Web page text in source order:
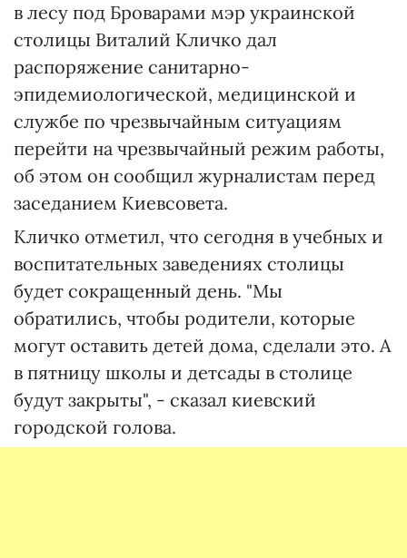
в лесу под Броварами мэр украинской
столицы Виталий Кличко дал
распоряжение санитарно-
эпидемиологической, медицинской и
службе по чрезвычайным ситуациям
перейти на чрезвычайный режим работы,
об этом он сообщил журналистам перед
заседанием Киевсовета.
Кличко отметил, что сегодня в учебных и
воспитательных заведениях столицы
будет сокращенный день. "Мы
обратились, чтобы родители, которые
могут оставить детей дома, сделали это. А
в пятницу школы и детсады в столице
будут закрыты", - сказал киевский
городской голова.